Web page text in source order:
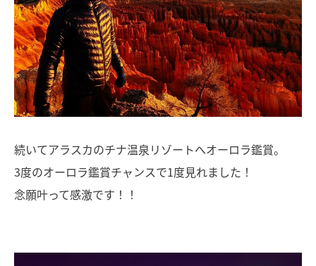
続いてアラスカのチナ温泉リゾートへオーロラ鑑賞。
3度のオーロラ鑑賞チャンスで1度見れました！
念願叶って感激です！！